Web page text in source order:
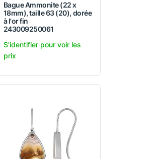
Bague Ammonite (22 x
18mm), taille 63 (20), dorée
à l'or fin
243009250061
S'identifier pour voir les
prix